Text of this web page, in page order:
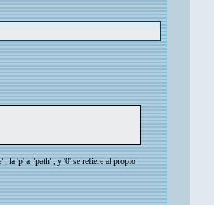
la 'p' a "path", y '0' se refiere al propio